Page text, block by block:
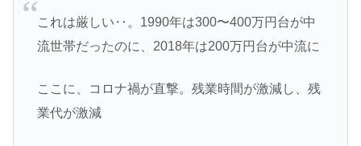
これは厳しい‥。1990年は300〜400万円台が中
流世帯だったのに、2018年は200万円台が中流に
ここに、コロナ禍が直撃。残業時間が激減し、残
業代が激減